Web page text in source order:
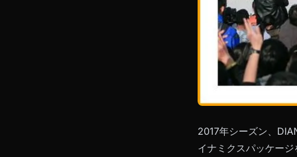
2017年シーズン、
イナミクスパッケー